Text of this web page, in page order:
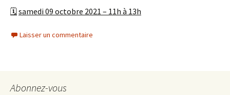
🗓samedi 09 octobre 2021 – 11h à 13h
Laisser un commentaire
Abonnez-vous